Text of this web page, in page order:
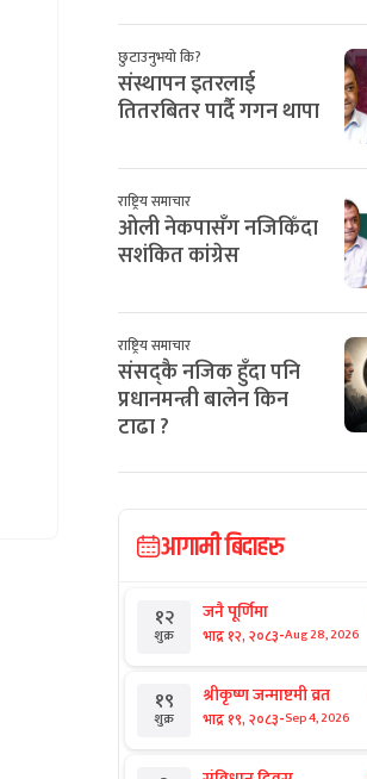
छुटाउनुभयो कि?
संस्थापन इतरलाई
तितरबितर पार्दै गगन थापा
राष्ट्रिय समाचार
ओली नेकपासँग नजिकिँदा
सशंकित कांग्रेस
राष्ट्रिय समाचार
संसद्कै नजिक हुँदा पनि
प्रधानमन्त्री बालेन किन
टाढा ?
आगामी बिदाहरु
१२
शुक्र
जनै पूर्णिमा
भाद्र १२, २०८३-Aug 28, 2026
१९
शुक्र
श्रीकृष्ण जन्माष्टमी व्रत
भाद्र १९, २०८३-Sep 4, 2026